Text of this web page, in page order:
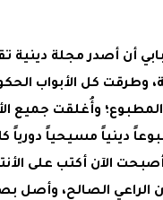
أن أصدر مجلة دينية
وطرقت كل الأبواب
وأُغلقت جميع
دينياً مسيحياً دورياً
الآن أكتب على
الراعي الصالح، وأصل